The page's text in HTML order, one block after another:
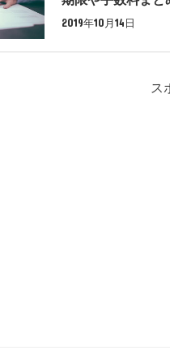
2019年10月14日
ス